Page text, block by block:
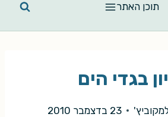
תוכן האתר
בגדי הים
23 בדצמבר 2010